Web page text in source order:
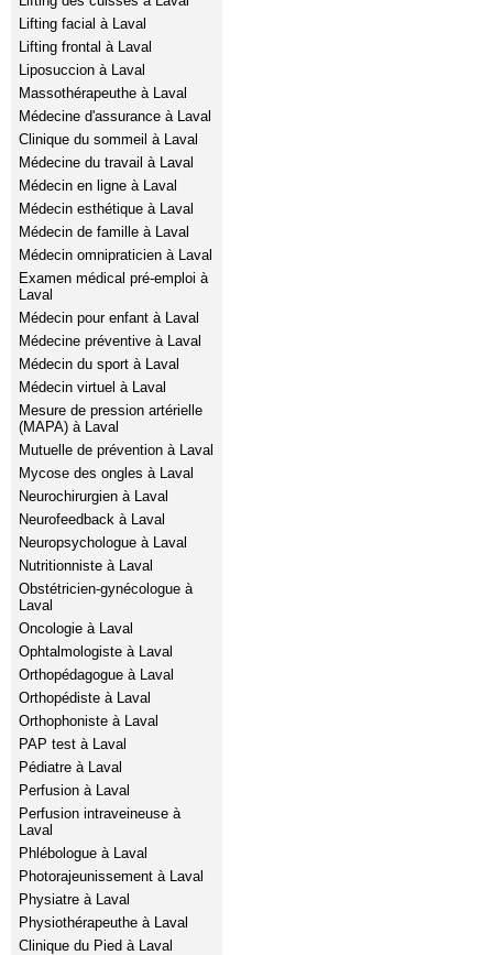
Lifting facial à Laval
Lifting frontal à Laval
Liposuccion à Laval
Massothérapeuthe à Laval
Médecine d'assurance à Laval
Clinique du sommeil à Laval
Médecine du travail à Laval
Médecin en ligne à Laval
Médecin esthétique à Laval
Médecin de famille à Laval
Médecin omnipraticien à Laval
Examen médical pré-emploi à
Laval
Médecin pour enfant à Laval
Médecine préventive à Laval
Médecin du sport à Laval
Médecin virtuel à Laval
Mesure de pression artérielle
(MAPA) à Laval
Mutuelle de prévention à Laval
Mycose des ongles à Laval
Neurochirurgien à Laval
Neurofeedback à Laval
Neuropsychologue à Laval
Nutritionniste à Laval
Obstétricien-gynécologue à
Laval
Oncologie à Laval
Ophtalmologiste à Laval
Orthopédagogue à Laval
Orthopédiste à Laval
Orthophoniste à Laval
PAP test à Laval
Pédiatre à Laval
Perfusion à Laval
Perfusion intraveineuse à
Laval
Phlébologue à Laval
Photorajeunissement à Laval
Physiatre à Laval
Physiothérapeuthe à Laval
Clinique du Pied à Laval